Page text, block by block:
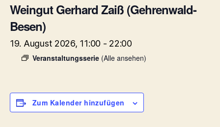
Weingut Gerhard Zaiß (Gehrenwald-
Besen)
19. August 2026, 11:00 - 22:00
Veranstaltungsserie (Alle ansehen)
Zum Kalender hinzufügen